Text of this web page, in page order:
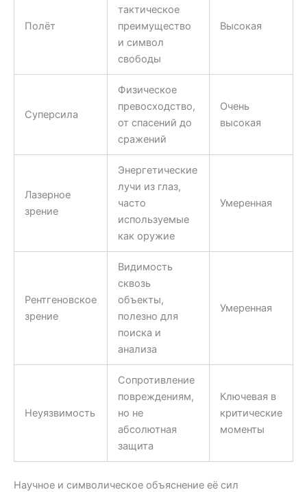
Полёт
тактическое
преимущество
и символ
свободы
Высокая
Суперсила
Физическое
превосходство,
от спасений до
сражений
Очень
высокая
Лазерное
зрение
Энергетические
лучи из глаз,
часто
используемые
как оружие
Умеренная
Рентгеновское
зрение
Видимость
сквозь
объекты,
полезно для
поиска и
анализа
Умеренная
Неуязвимость
Сопротивление
повреждениям,
но не
абсолютная
защита
Ключевая в
критические
моменты
Научное и символическое объяснение её сил